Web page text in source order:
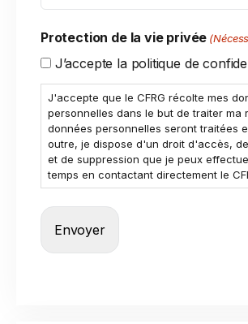
Protection de la vie privée
J’accepte la politique de
J'accepte que le CFRG récolte mes
personnelles dans le but de traiter ma
données personnelles seront traitées
outre, je dispose d'un droit d'accès,
et de suppression que je peux
temps en contactant directement le